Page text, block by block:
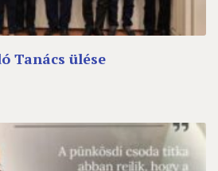
Tanács ülése